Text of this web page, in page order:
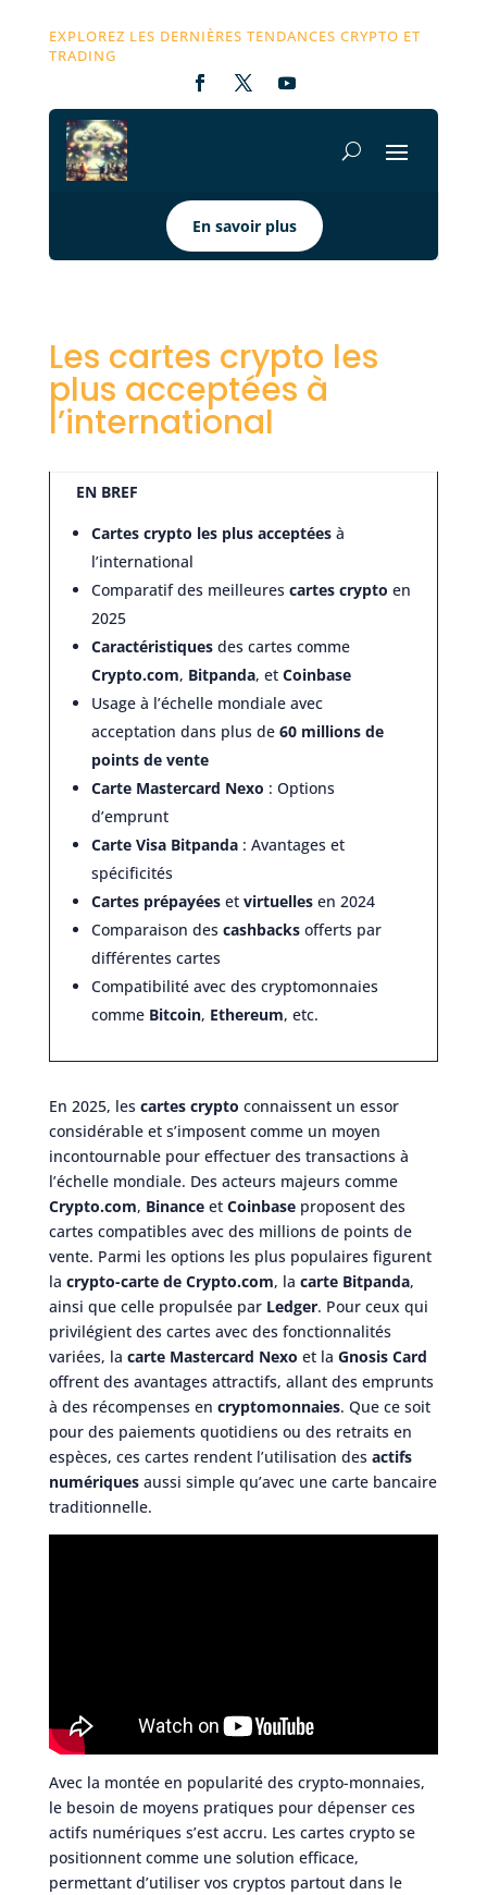
EXPLOREZ LES DERNIÈRES TENDANCES CRYPTO ET
TRADING
En savoir plus
Les cartes crypto les
plus acceptées à
l’international
EN BREF
Cartes crypto les plus acceptéesà
l’international
Comparatif des meilleures cartes crypto en
2025
Caractéristiquesdes cartes comme
Crypto.com, Bitpanda, et Coinbase
Usage à l’échelle mondiale avec
acceptation dans plus de 60 millions de
points de vente
Carte Mastercard Nexo : Options
d’emprunt
Carte Visa Bitpanda: Avantages et
spécificités
Cartes prépayéeset virtuellesen 2024
Comparaison des cashbacksofferts par
différentes cartes
Compatibilité avec des cryptomonnaies
comme Bitcoin, Ethereum, etc.
En 2025, les cartes crypto connaissent un essor
considérable et s’imposent comme un moyen
incontournable pour effectuer des transactions à
l’échelle mondiale. Des acteurs majeurs comme
Crypto.com, Binanceet Coinbaseproposent des
cartes compatibles avec des millions de points de
vente. Parmi les options les plus populaires figurent
la crypto-carte de Crypto.com, la carte Bitpanda,
ainsi que celle propulsée par Ledger. Pour ceux qui
privilégient des cartes avec des fonctionnalités
variées, la carte Mastercard Nexo et la Gnosis Card
offrent des avantages attractifs, allant des emprunts
à des récompenses en cryptomonnaies. Que ce soit
pour des paiements quotidiens ou des retraits en
espèces, ces cartes rendent l’utilisation des actifs
numériquesaussi simple qu’avec une carte bancaire
traditionnelle.
Avec la montée en popularité des crypto-monnaies,
le besoin de moyens pratiques pour dépenser ces
actifs numériques s’est accru. Les cartes crypto se
positionnent comme une solution efficace,
permettant d’utiliser vos cryptos partout dans le